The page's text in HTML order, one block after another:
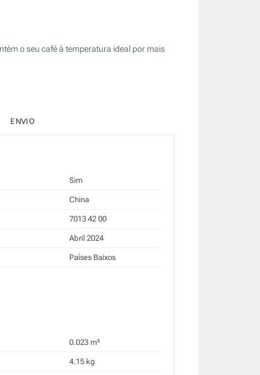
o seu café à temperatura ideal por mais
ENVIO
Sim
China
7013 42 00
Abril 2024
Países Baixos
0.023 m³
4.15 kg